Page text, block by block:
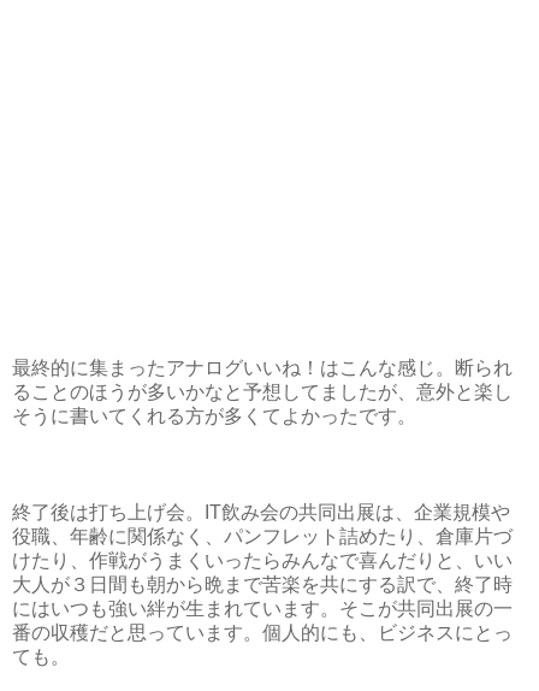
最終的に集まったアナログいいね！はこんな感じ。断られ
ることのほうが多いかなと予想してましたが、意外と楽し
そうに書いてくれる方が多くてよかったです。
終了後は打ち上げ会。IT飲み会の共同出展は、企業規模や
役職、年齢に関係なく、パンフレット詰めたり、倉庫片づ
けたり、作戦がうまくいったらみんなで喜んだりと、いい
大人が３日間も朝から晩まで苦楽を共にする訳で、終了時
にはいつも強い絆が生まれています。そこが共同出展の一
番の収穫だと思っています。個人的にも、ビジネスにとっ
ても。